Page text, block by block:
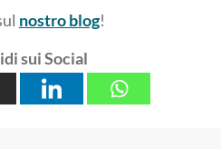
nostro blog!
sui Social